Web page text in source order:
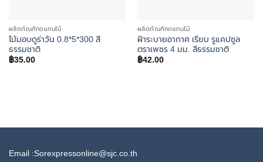
ผลิตภัณฑ์ทดแทนไม้
ไม้มอบดูร่าวัน 0.8*5*300 สี
ธรรมชาติ
฿35.00
ผลิตภัณฑ์ทดแทนไม้
ฝ้าระบายอากาศ เรียบ รูแคปซูล
ตราเพชร 4 มม. สีธรรมชาติ
฿42.00
Email :Sorexpressonline@sjc.co.th